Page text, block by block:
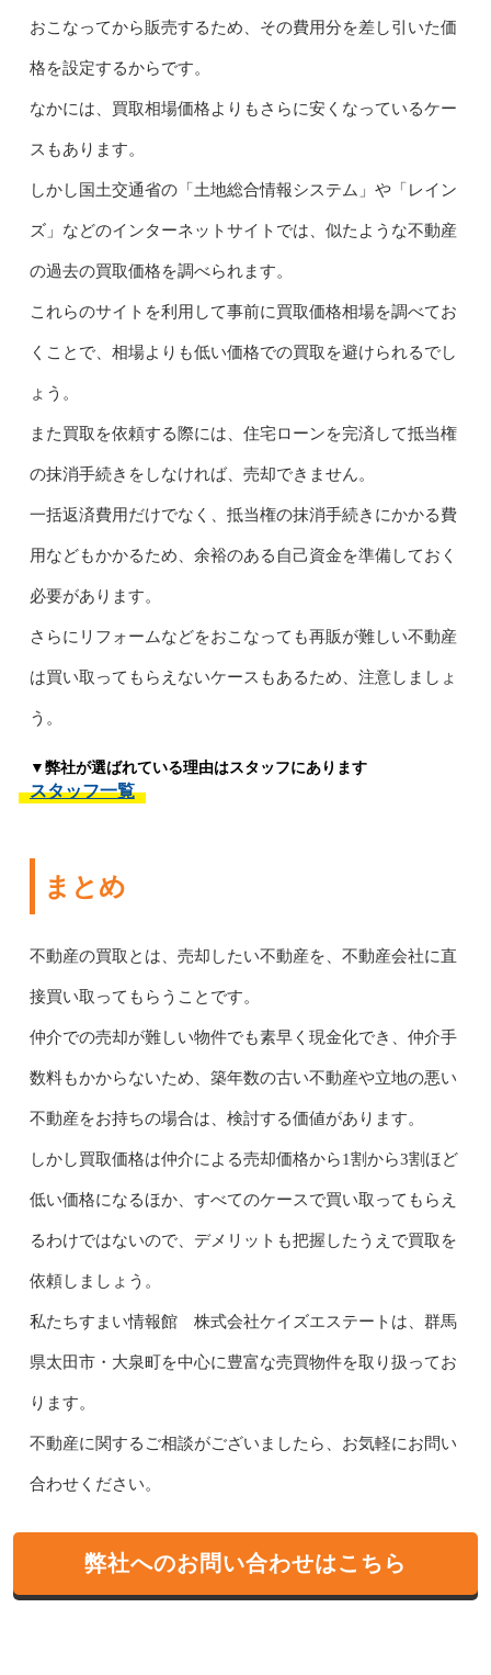
おこなってから販売するため、その費用分を差し引いた価
格を設定するからです。
なかには、買取相場価格よりもさらに安くなっているケー
スもあります。
しかし国土交通省の「土地総合情報システム」や「レイン
ズ」などのインターネットサイトでは、似たような不動産
の過去の買取価格を調べられます。
これらのサイトを利用して事前に買取価格相場を調べてお
くことで、相場よりも低い価格での買取を避けられるでし
ょう。
また買取を依頼する際には、住宅ローンを完済して抵当権
の抹消手続きをしなければ、売却できません。
一括返済費用だけでなく、抵当権の抹消手続きにかかる費
用などもかかるため、余裕のある自己資金を準備しておく
必要があります。
さらにリフォームなどをおこなっても再販が難しい不動産
は買い取ってもらえないケースもあるため、注意しましょ
う。
▼弊社が選ばれている理由はスタッフにあります
スタッフ一覧
まとめ
不動産の買取とは、売却したい不動産を、不動産会社に直
接買い取ってもらうことです。
仲介での売却が難しい物件でも素早く現金化でき、仲介手
数料もかからないため、築年数の古い不動産や立地の悪い
不動産をお持ちの場合は、検討する価値があります。
しかし買取価格は仲介による売却価格から1割から3割ほど
低い価格になるほか、すべてのケースで買い取ってもらえ
るわけではないので、デメリットも把握したうえで買取を
依頼しましょう。
私たちすまい情報館 株式会社ケイズエステートは、群馬
県太田市・大泉町を中心に豊富な売買物件を取り扱ってお
ります。
不動産に関するご相談がございましたら、お気軽にお問い
合わせください。
弊社へのお問い合わせはこちら